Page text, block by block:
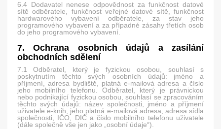
6.4 Dodavatel nenese odpovědnost za funkčnost datové
sítě odběratele, funkčnost veřejné datové sítě, funkčnost
hardwarového vybavení odběratele, za stav jeho
programového vybavení a za případné zásahy třetích osob
do jeho programového vybavení.
7. Ochrana osobních údajů a zasílání
obchodních sdělení
7.1 Odběratel, který je fyzickou osobou, souhlasí s
poskytnutím těchto svých osobních údajů: jméno a
příjmení, adresa bydliště, platná e-mailová adresa a číslo
jeho mobilního telefonu. Odběratel, který je právnickou
nebo podnikající fyzickou osobou, souhlasí se zpracováním
těchto svých údajů: název společnosti, jméno a příjmení
uživatele e-knih, jeho platná e-mailová adresa, adresa sídla
společnosti, IČO, DIČ a číslo mobilního telefonu uživatele
(dále společně vše jen jako „osobní údaje“).